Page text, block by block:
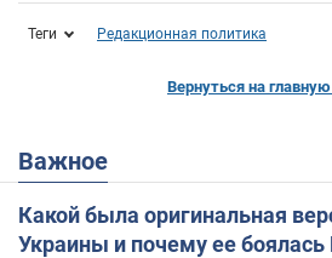
Теги Редакционная политика
Вернуться на главную
Важное
Какой была оригинальная
Украины и почему ее боялась